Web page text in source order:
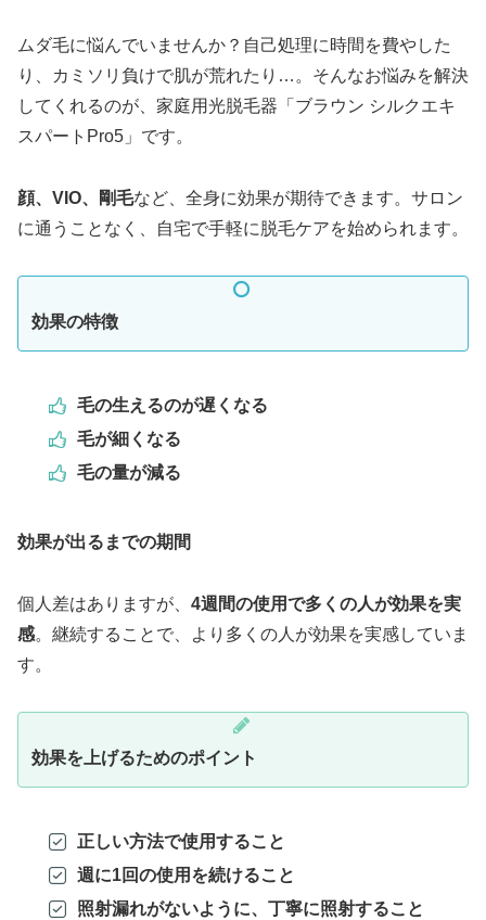
ムダ毛に悩んでいませんか？自己処理に時間を費やした
り、カミソリ負けで肌が荒れたり…。そんなお悩みを解決
してくれるのが、家庭用光脱毛器「ブラウン シルクエキ
スパートPro5」です。
顔、VIO、剛毛など、全身に効果が期待できます。サロン
に通うことなく、自宅で手軽に脱毛ケアを始められます。
効果の特徴
毛の生えるのが遅くなる
毛が細くなる
毛の量が減る
効果が出るまでの期間
個人差はありますが、 4週間の使用で多くの人が効果を実
感。継続することで、より多くの人が効果を実感していま
す。
効果を上げるためのポイント
正しい方法で使用すること
週に1回の使用を続けること
照射漏れがないように、丁寧に照射すること